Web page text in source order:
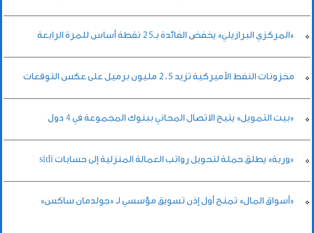
«المركزي البرازيلي» يخفض الفائدة بـ25 نقطة أساس للمرة الرابعة
مخزونات النفط الأميركية تزيد 2.5 مليون برميل على عكس التوقعات
«بيت التمويل» يتيح الاتصال المجاني ببنوك المجموعة في 4 دول
«وربة» يطلق حملة لتحويل رواتب العمالة المنزلية إلى حسابات sidi
«أسواق المال» تمنح أول إذن تسويق مؤسسي لـ «جولدمان ساكس»